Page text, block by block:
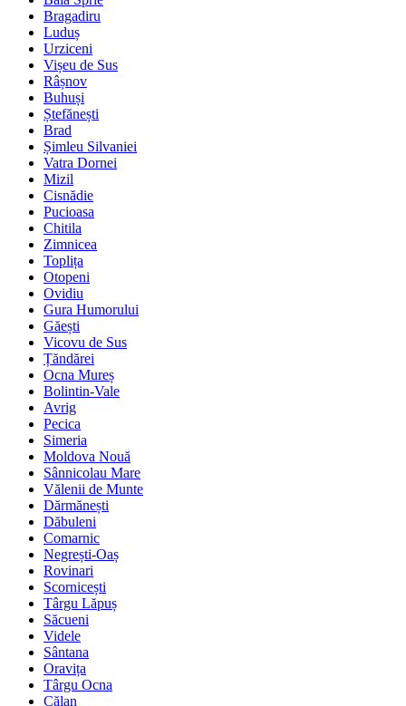
Bragadiru
Luduș
Urziceni
Vișeu de Sus
Râșnov
Buhuși
Ștefănești
Brad
Șimleu Silvaniei
Vatra Dornei
Mizil
Cisnădie
Pucioasa
Chitila
Zimnicea
Toplița
Otopeni
Ovidiu
Gura Humorului
Găești
Vicovu de Sus
Țăndărei
Ocna Mureș
Bolintin-Vale
Avrig
Pecica
Simeria
Moldova Nouă
Sânnicolau Mare
Vălenii de Munte
Dărmănești
Dăbuleni
Comarnic
Negrești-Oaș
Rovinari
Scornicești
Târgu Lăpuș
Săcueni
Videle
Sântana
Oravița
Târgu Ocna
Călan